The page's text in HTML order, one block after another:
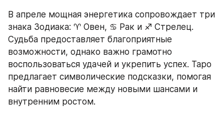
В апреле мощная энергетика сопровождает три
знака Зодиака: ♈ Овен, ♋ Рак и ♐ Стрелец.
Судьба предоставляет благоприятные
возможности, однако важно грамотно
воспользоваться удачей и укрепить успех. Таро
предлагает символические подсказки, помогая
найти равновесие между новыми шансами и
внутренним ростом.